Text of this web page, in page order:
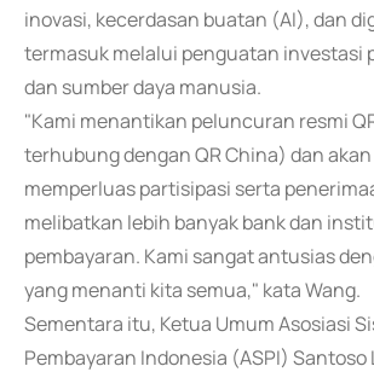
inovasi, kecerdasan buatan (AI), dan
termasuk melalui penguatan investasi
dan sumber daya manusia.
"Kami menantikan peluncuran resmi
terhubung dengan QR China) dan
memperluas partisipasi serta
melibatkan lebih banyak bank dan
pembayaran. Kami sangat antusias
yang menanti kita semua," kata Wang.
Sementara itu, Ketua Umum Asosiasi
Pembayaran Indonesia (ASPI) Santoso